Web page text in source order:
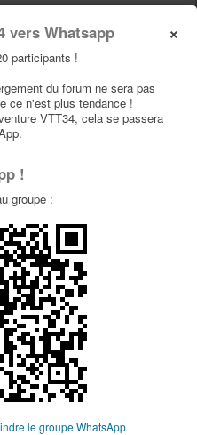
×
vers Whatsapp
participants !
du forum ne sera pas
ce n'est plus tendance !
VTT34, cela se passera
!
groupe :
le groupe WhatsApp